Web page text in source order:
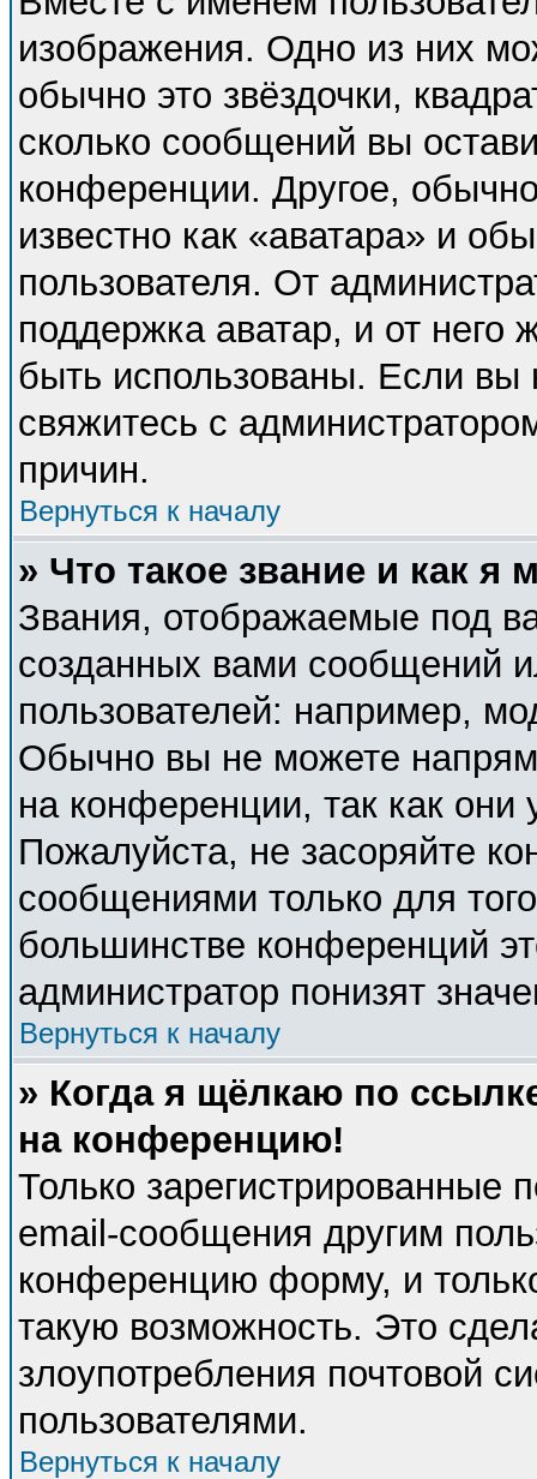
изображения. Одно из них
обычно это звёздочки,
сколько сообщений вы
конференции. Другое,
известно как «аватара» и
пользователя. От
поддержка аватар, и от него
быть использованы. Если вы
свяжитесь с
причин.
Вернуться к началу
» Что такое звание и как я
Звания, отображаемые под
созданных вами сообщений
пользователей: например,
Обычно вы не можете
на конференции, так как
Пожалуйста, не засоряйте
сообщениями только для
большинстве конференций
администратор понизят
Вернуться к началу
» Когда я щёлкаю по
на конференцию!
Только зарегистрированные
email-сообщения другим
конференцию форму, и
такую возможность. Это
злоупотребления почтовой
пользователями.
Вернуться к началу